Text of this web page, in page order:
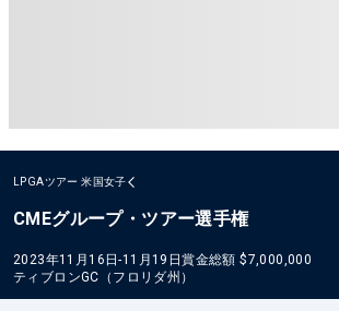
LPGAツアー 米国女子
CMEグループ・ツアー選手権
2023年11月16日-11月19日賞金総額 $7,000,000
ティブロンGC（フロリダ州）